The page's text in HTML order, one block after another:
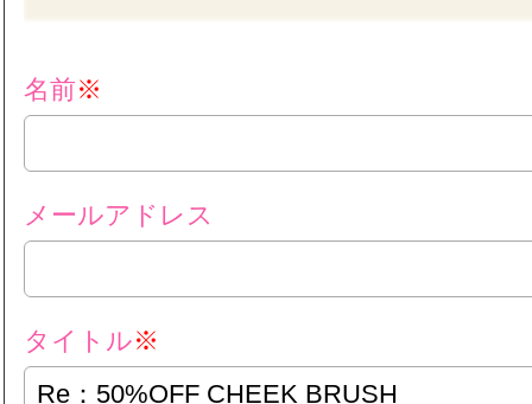
名前※
メールアドレス
タイトル※